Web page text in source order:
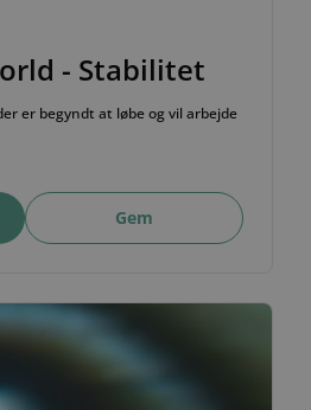
- Stabilitet
er begyndt at løbe og vil arbejde
Gem